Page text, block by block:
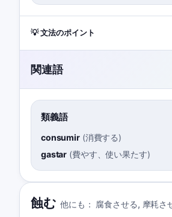
💡 文法のポイント
関連語
類義語
consumir(消費する)
gastar (費やす、使い果たす)
蝕む 他にも： 腐食させる, 摩耗さ